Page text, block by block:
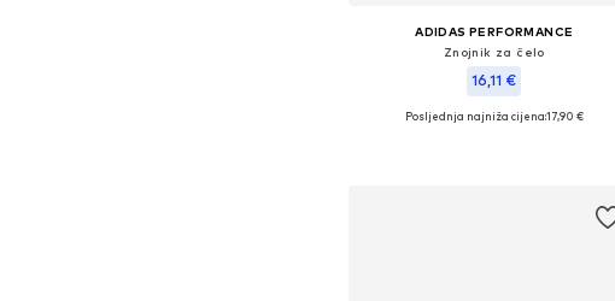
ADIDAS PERFORMANCE
Znojnik za čelo
16,11 €
Dostupne veličine: 56/58
Posljednja najniža cijena:17,90 €